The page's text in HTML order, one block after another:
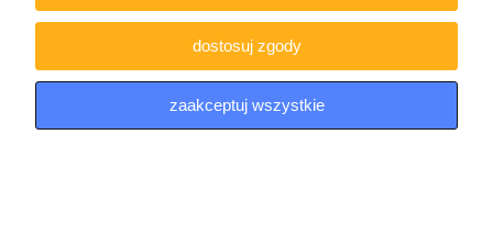
pokaż pełną wersję strony
Sklep internetowy Shoper.pl
dostosuj zgody
zaakceptuj wszystkie